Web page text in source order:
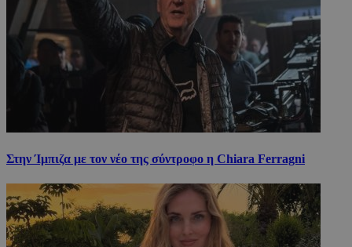
Στην Ίμπιζα με τον νέο της σύντροφο η Chiara Ferragni